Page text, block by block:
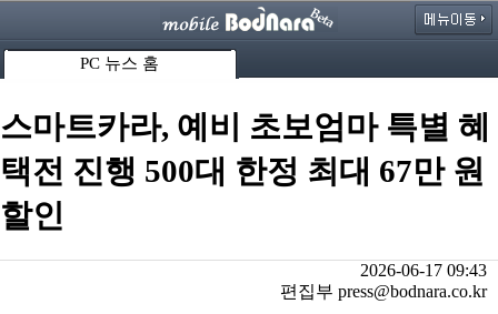
PC 뉴스 홈
스마트카라, 예비 초보엄마 특별 혜
택전 진행 500대 한정 최대 67만 원
할인
2026-06-17 09:43
편집부 press@bodnara.co.kr